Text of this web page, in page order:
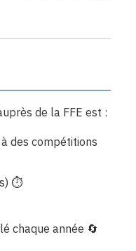
de la FFE est :
des compétitions
⏱️
chaque année 🔄